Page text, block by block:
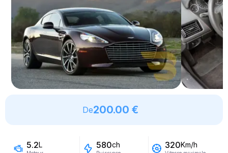
De200.00 €
5.2L 580ch 320Km/h